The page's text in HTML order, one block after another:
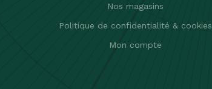
Nos magasins
Politique de confidentialité & cookies
Mon compte